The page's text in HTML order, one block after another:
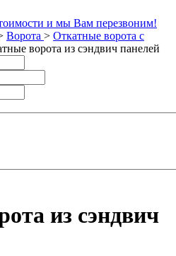
и мы Вам перезвоним!
Ворота > Откатные ворота с
ворота из сэндвич панелей
из сэндвич